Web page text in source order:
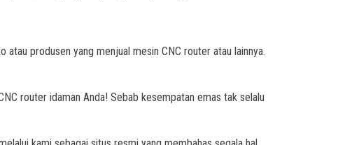
produsen yang menjual mesin CNC router atau lainnya.
router idaman Anda! Sebab kesempatan emas tak selalu